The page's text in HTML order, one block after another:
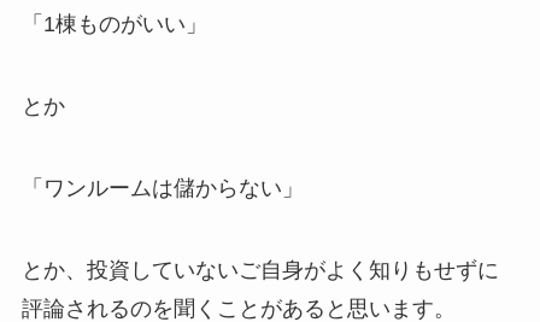
「1棟ものがいい」
とか
「ワンルームは儲からない」
とか、投資していないご自身がよく知りもせずに
評論されるのを聞くことがあると思います。